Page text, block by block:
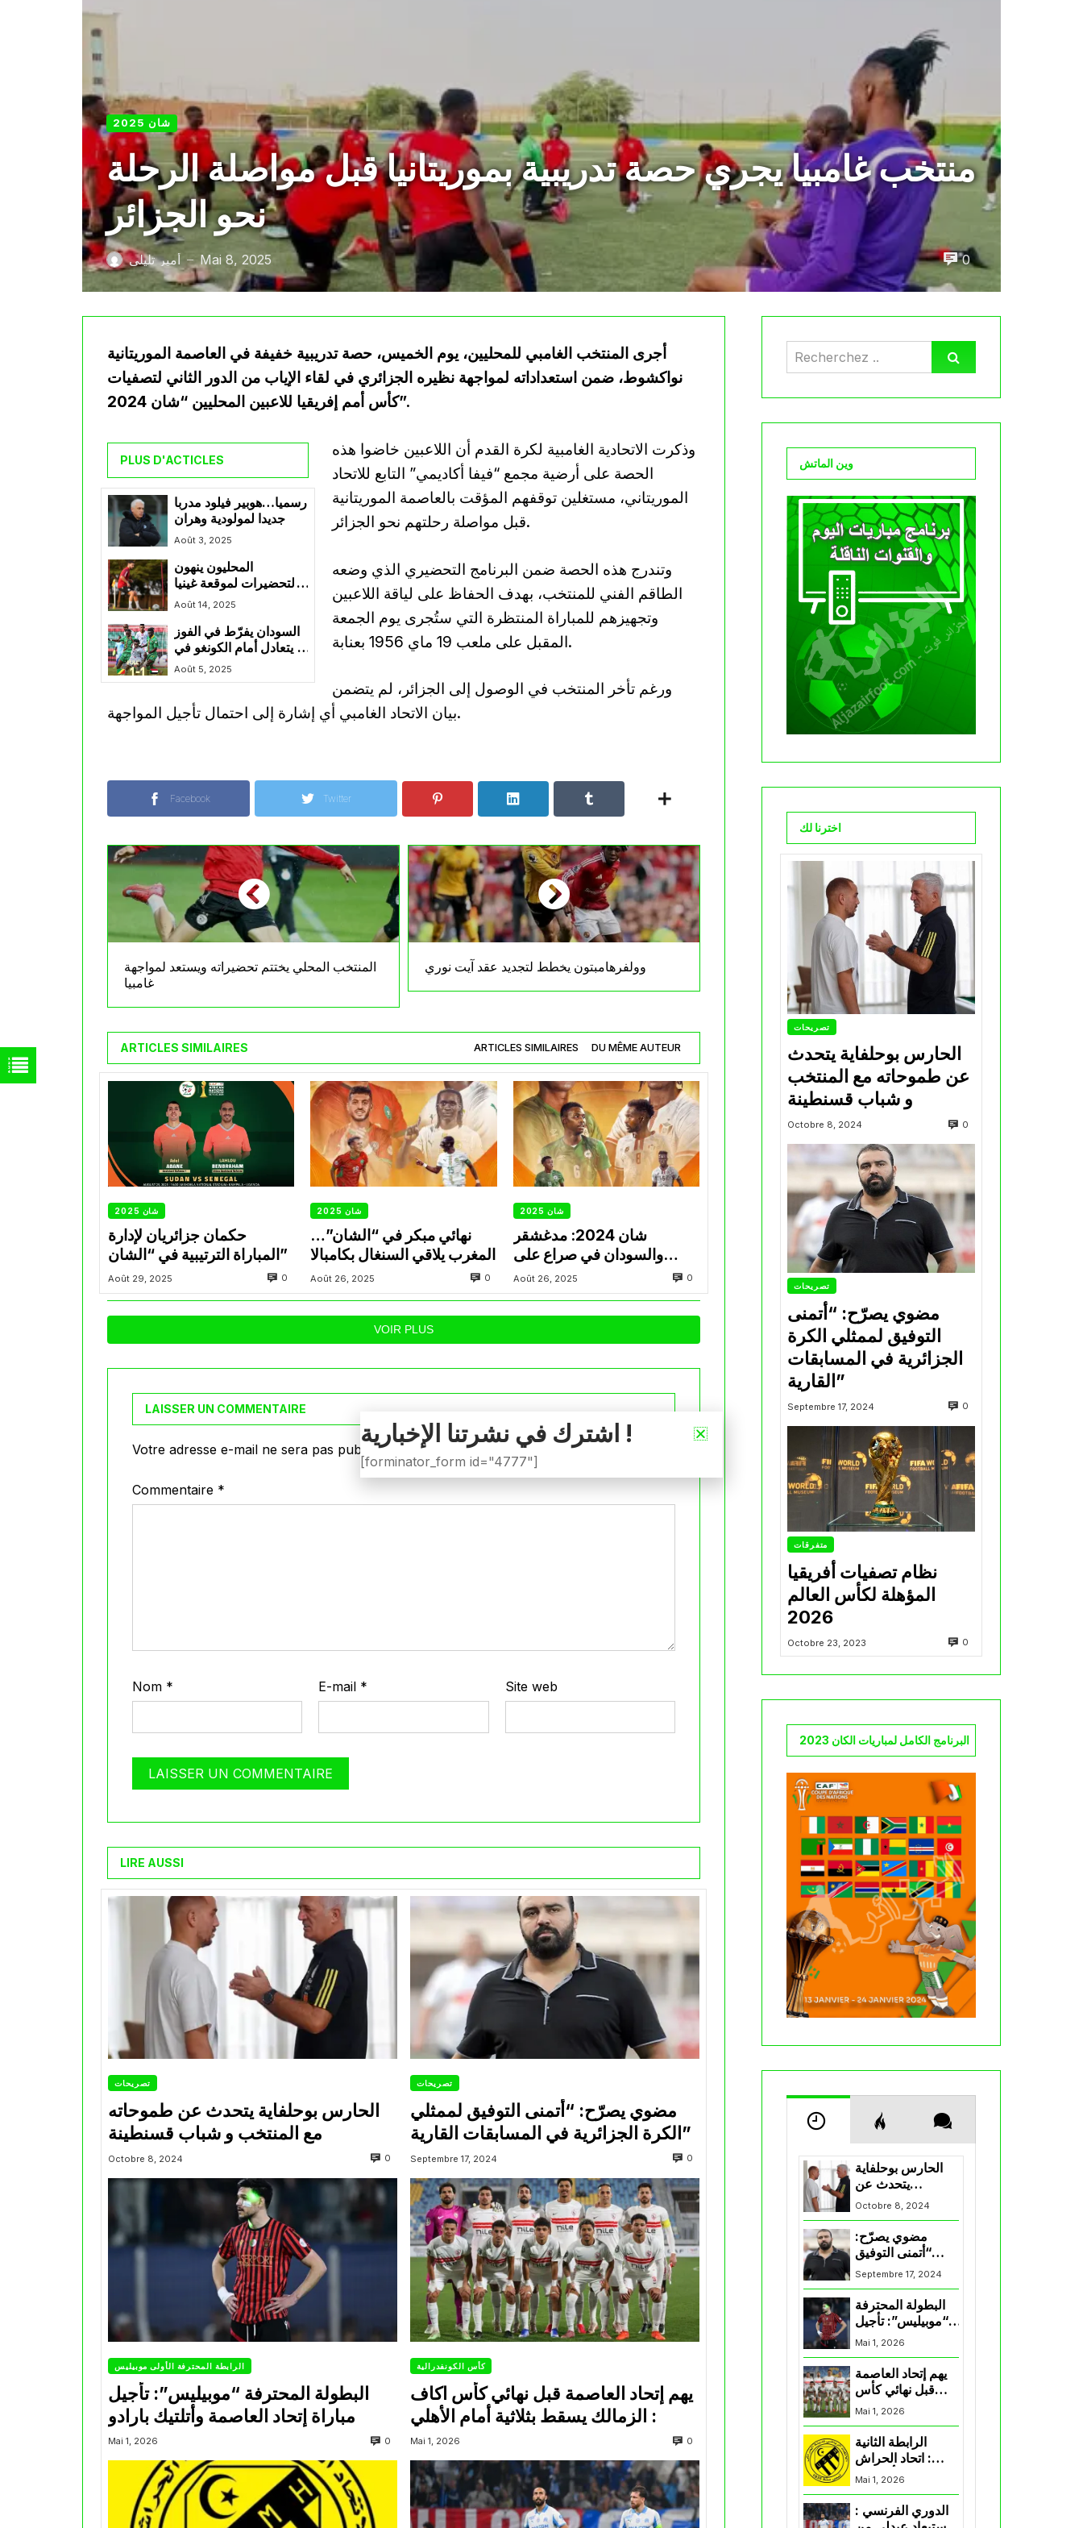
شان 2025
منتخب غامبيا يجري حصة تدريبية بموريتانيا قبل مواصلة الرحلة
نحو الجزائر
أمير تليلي — Mai 8, 2025 0
أجرى المنتخب الغامبي للمحليين، يوم الخميس، حصة تدريبية خفيفة في العاصمة الموريتانية
نواكشوط، ضمن استعداداته لمواجهة نظيره الجزائري في لقاء الإياب من الدور الثاني لتصفيات
كأس أمم إفريقيا للاعبين المحليين “شان 2024”.
PLUS D'ACTICLES
رسميا…هوبير فيلود مدربا
جديدا لمولودية وهران
Août 3, 2025
المحليون ينهون
التحضيرات لموقعة غينيا
Août 14, 2025
السودان يفرّط في الفوز
ويتعادل أمام الكونغو في
افتتاح مشواره بـ”شان
2024″
Août 5, 2025
وذكرت الاتحادية الغامبية لكرة القدم أن اللاعبين خاضوا هذه
الحصة على أرضية مجمع “فيفا أكاديمي” التابع للاتحاد
الموريتاني، مستغلين توقفهم المؤقت بالعاصمة الموريتانية
قبل مواصلة رحلتهم نحو الجزائر.
وتندرج هذه الحصة ضمن البرنامج التحضيري الذي وضعه
الطاقم الفني للمنتخب، بهدف الحفاظ على لياقة اللاعبين
وتجهيزهم للمباراة المنتظرة التي ستُجرى يوم الجمعة
المقبل على ملعب 19 ماي 1956 بعنابة.
ورغم تأخر المنتخب في الوصول إلى الجزائر، لم يتضمن
بيان الاتحاد الغامبي أي إشارة إلى احتمال تأجيل المواجهة.
Facebook Twitter
المنتخب المحلي يختتم تحضيراته ويستعد لمواجهة
غامبيا
وولفرهامبتون يخطط لتجديد عقد آيت نوري
ARTICLES SIMILAIRES ARTICLES SIMILAIRES DU MÊME AUTEUR
شان 2025
حكمان جزائريان لإدارة
المباراة الترتيبية في “الشان”
Août 29, 2025 0
شان 2025
نهائي مبكر في “الشان”…
المغرب يلاقي السنغال بكامبالا
Août 26, 2025 0
شان 2025
شان 2024: مدغشقر
والسودان في صراع على
بطاقة النهائي
Août 26, 2025 0
VOIR PLUS
LAISSER UN COMMENTAIRE
Votre adresse e-mail ne sera pas publiée. Les champs obligatoires sont indiqués avec
Commentaire *
Nom * E-mail * Site web
LIRE AUSSI
تصريحات
الحارس بوحلفاية يتحدث عن طموحاته
مع المنتخب و شباب قسنطينة
Octobre 8, 2024 0
تصريحات
مضوي يصرّح: “أتمنى التوفيق لممثلي
الكرة الجزائرية في المسابقات القارية”
Septembre 17, 2024 0
الرابطة المحترفة الأولى موبيليس
البطولة المحترفة “موبيليس”: تأجيل
مباراة إتحاد العاصمة وأتلتيك بارادو
Mai 1, 2026 0
كأس الكونفدرالية
يهم إتحاد العاصمة قبل نهائي كأس اكاف
Mai 1, 2026 0
وين الماتش
اخترنا لك
تصريحات
الحارس بوحلفاية يتحدث
عن طموحاته مع المنتخب
و شباب قسنطينة
Octobre 8, 2024 0
تصريحات
مضوي يصرّح: “أتمنى
التوفيق لممثلي الكرة
الجزائرية في المسابقات
القارية”
Septembre 17, 2024 0
متفرقات
نظام تصفيات أفريقيا
المؤهلة لكأس العالم
2026
Octobre 23, 2023 0
البرنامج الكامل لمباريات الكان 2023
الحارس بوحلفاية
يتحدث عن
طموحاته مع
المنتخب و شباب
قسنطينة
Octobre 8, 2024
مضوي يصرّح:
“أتمنى التوفيق
لممثلي الكرة
الجزائرية في
Septembre 17, 2024
البطولة المحترفة
“موبيليس”: تأجيل
مباراة إتحاد
العاصمة وأتلتيك
بارادو
Mai 1, 2026
يهم إتحاد العاصمة
قبل نهائي كأس
اكاف : الزمالك
يسقط بثلاثية أمام
Mai 1, 2026
الرابطة الثانية
: اتحاد الحراش
يحسم التأهل إلى
“البلاي أوف”
Mai 1, 2026
الدوري الفرنسي :
اشترك في نشرتنا الإخبارية !
[forminator_form id="4777"]